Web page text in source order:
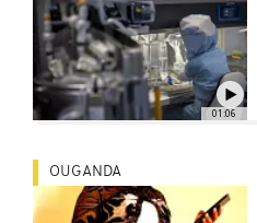
01:06
OUGANDA